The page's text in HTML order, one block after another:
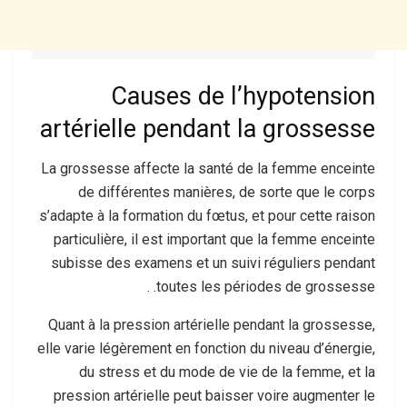
Causes de l’hypotension
artérielle pendant la grossesse
La grossesse affecte la santé de la femme enceinte
de différentes manières, de sorte que le corps
s’adapte à la formation du fœtus, et pour cette raison
particulière, il est important que la femme enceinte
subisse des examens et un suivi réguliers pendant
toutes les périodes de grossesse. .
Quant à la pression artérielle pendant la grossesse,
elle varie légèrement en fonction du niveau d’énergie,
du stress et du mode de vie de la femme, et la
pression artérielle peut baisser voire augmenter le